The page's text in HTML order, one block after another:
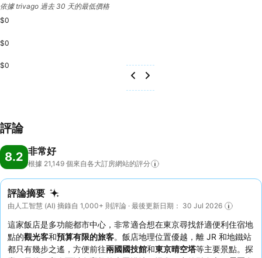
依據 trivago 過去 30 天的最低價格
$0
$0
$0
評論
8.2 非常好
根據 21,149 個來自各大訂房網站的評分
評論摘要
由人工智慧 (AI) 摘錄自 1,000+ 則評論 · 最後更新日期： 30 Jul 2026
這家飯店是多功能都市中心，非常適合想在東京尋找舒適便利住宿地
點的觀光客和預算有限的旅客。飯店地理位置優越，離 JR 和地鐵站
都只有幾步之遙，方便前往兩國國技館和東京晴空塔等主要景點。探